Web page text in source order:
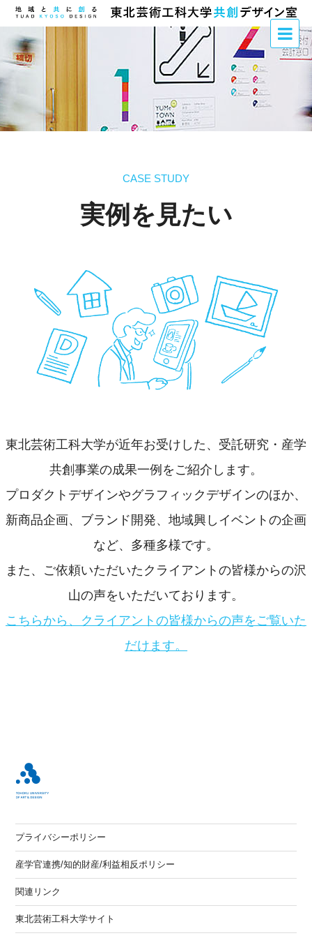
CASE STUDY
実例を見たい
東北芸術工科大学が近年お受けした、受託研究・産学
共創事業の成果一例をご紹介します。
プロダクトデザインやグラフィックデザインのほか、
新商品企画、ブランド開発、地域興しイベントの企画
など、多種多様です。
また、ご依頼いただいたクライアントの皆様からの沢
山の声をいただいております。
こちらから、クライアントの皆様からの声をご覧いた
だけます。
プライバシーポリシー
産学官連携/知的財産/利益相反ポリシー
関連リンク
東北芸術工科大学サイト